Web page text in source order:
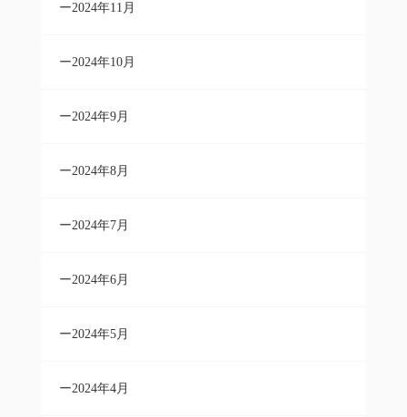
2024年11月
2024年10月
2024年9月
2024年8月
2024年7月
2024年6月
2024年5月
2024年4月